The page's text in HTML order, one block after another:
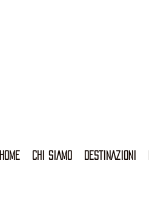
HOME CHI SIAMO DESTINAZIONI